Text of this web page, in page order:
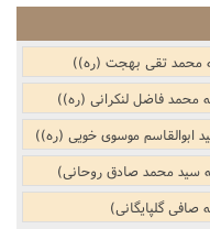
محمد تقی بهجت (ره))
محمد فاضل لنکرانی (ره))
ابوالقاسم موسوی خویی (ره))
سید محمد صادق روحانی)
صافی گلپایگانی)